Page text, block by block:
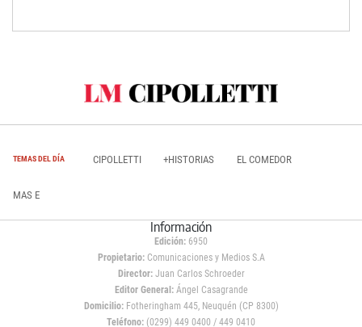
TEMAS DEL DÍA CIPOLLETTI +HISTORIAS EL COMEDOR
MAS E
Información
Edición: 6950
Propietario:Comunicaciones y Medios S.A
Director: Juan Carlos Schroeder
Editor General:Ángel Casagrande
Domicilio:Fotheringham 445, Neuquén (CP 8300)
Teléfono: (0299) 449 0400 / 449 0410